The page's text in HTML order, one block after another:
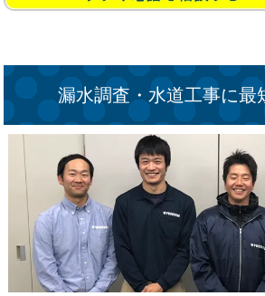
漏水調査・水道工事に最